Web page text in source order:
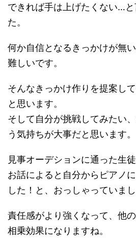
できれば手は上げたくない…
た。
何か自信となるきっかけが無
難しいです。
そんなきっかけ作りを提案し
と思います。
そして自分が挑戦してみたい
う気持ちが大事だと思います。
見事オーデションに通った生
お話によると自分からピアノ
した！と、おっしゃっていまし
責任感がより強くなって、他
相乗効果になりますね。